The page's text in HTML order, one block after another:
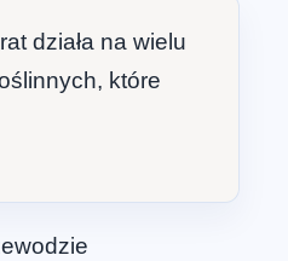
działa na wielu
które